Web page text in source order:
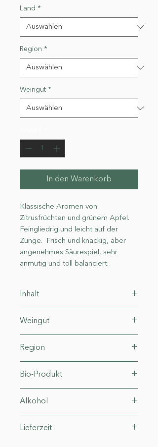
Land *
Region *
Weingut *
In den Warenkorb
Klassische Aromen von
Zitrusfrüchten und grünem Apfel.
Feingliedrig und leicht auf der
Zunge.
Frisch und knackig, aber
angenehmes Säurespiel, sehr
anmutig und toll balanciert.
Inhalt
Weingut
Region
Bio-Produkt
Alkohol
Lieferzeit